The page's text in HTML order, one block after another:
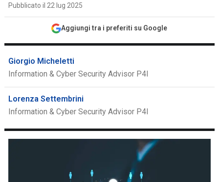
Pubblicato il 22 lug 2025
Aggiungi tra i preferiti su Google
Giorgio Micheletti
Information & Cyber Security Advisor P4I
Lorenza Settembrini
Information & Cyber Security Advisor P4I